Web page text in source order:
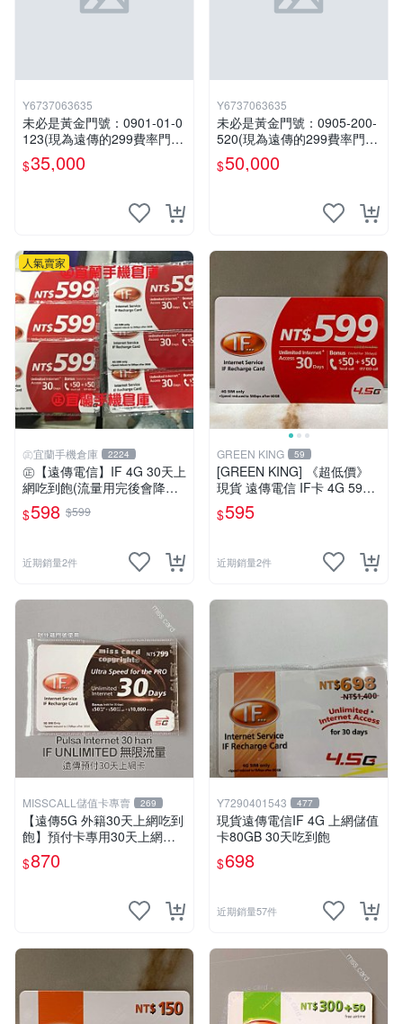
Y6737063635
未必是黃金門號：0901-01-0
123(現為遠傳的299費率門
號，屆時將以無約狀態過
戶)。
$35,000
Y6737063635
未必是黃金門號：0905-200-
520(現為遠傳的299費率門
號，屆時將以無約狀態過
戶)。
$50,000
人氣賣家
㊣宜蘭手機倉庫 2224
㊣【遠傳電信】IF 4G 30天上
網吃到飽(流量用完後會降速)
限外籍人士專用㊣宜蘭手機倉
庫
$598 $599
近期銷量2件
GREEN KING 59
[GREEN KING] 《超低價》
現貨 遠傳電信 IF卡 4G 599 3
0天網路吃到飽 儲值卡 網卡
網路儲值卡 上網卡
$595
近期銷量2件
MISSCALL儲值卡專賣 269
【遠傳5G 外籍30天上網吃到
飽】預付卡專用30天上網補
充卡/儲值卡．Internet ifu 5G
⚡MissCall儲值卡專賣
$870
Y7290401543 477
現貨遠傳電信IF 4G 上網儲值
卡80GB 30天吃到飽
$698
近期銷量57件